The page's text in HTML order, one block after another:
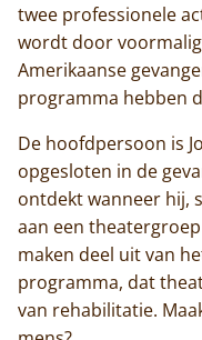
twee professionele
wordt door
Amerikaanse
programma hebben
De hoofdpersoon is
opgesloten in de
ontdekt wanneer hij,
aan een
maken deel uit van
programma, dat
van rehabilitatie.